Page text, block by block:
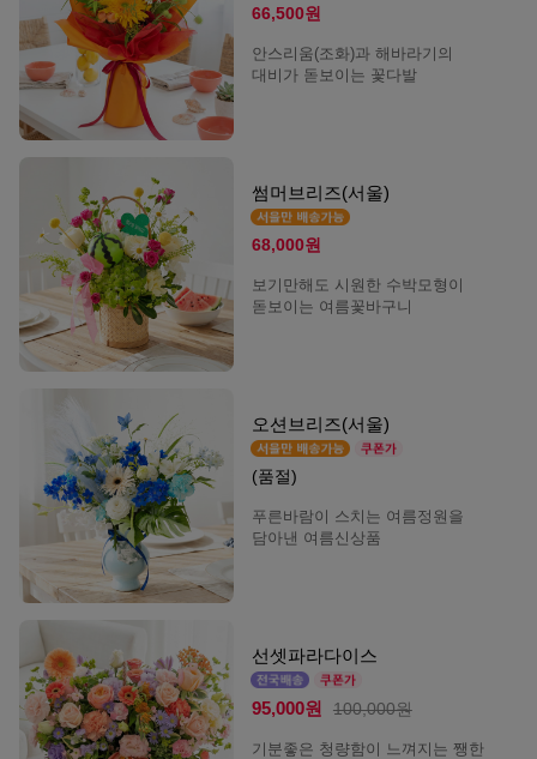
66,500원
안스리움(조화)과 해바라기의
대비가 돋보이는 꽃다발
썸머브리즈(서울)
68,000원
보기만해도 시원한 수박모형이
돋보이는 여름꽃바구니
오션브리즈(서울)
(품절)
푸른바람이 스치는 여름정원을
담아낸 여름신상품
선셋파라다이스
95,000원 100,000원
기분좋은 청량함이 느껴지는 쨍한